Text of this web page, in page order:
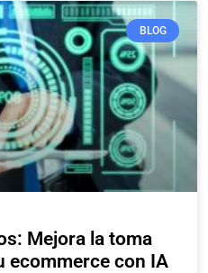
BLOG
Mejora la toma
ecommerce con IA